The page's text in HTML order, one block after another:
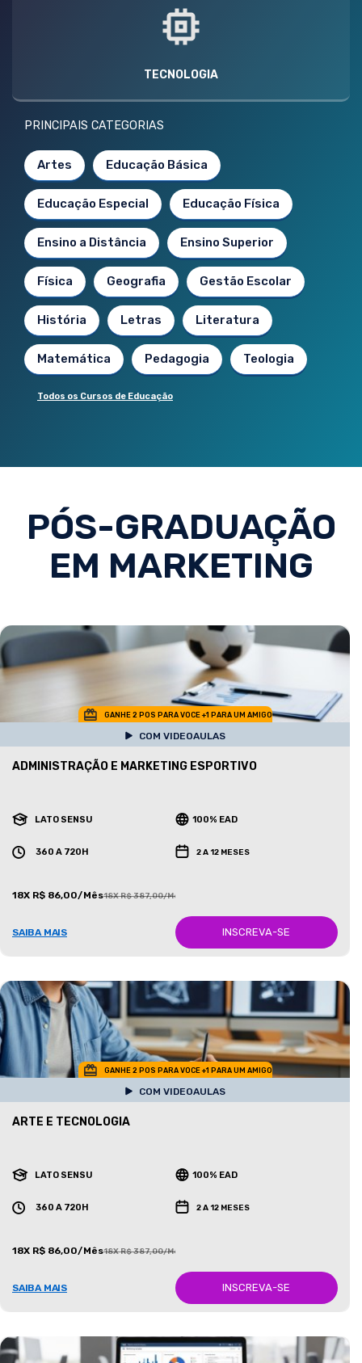
TECNOLOGIA
PRINCIPAIS CATEGORIAS
Artes Educação Básica
Educação Especial Educação Física
Ensino a Distância Ensino Superior
Física Geografia Gestão Escolar
História Letras Literatura
Matemática Pedagogia Teologia
Todos os Cursos de Educação
PÓS-GRADUAÇÃO
EM MARKETING
GANHE 2 POS PARA VOCE +1 PARA UM AMIGO
COM VIDEOAULAS
ADMINISTRAÇÃO E MARKETING ESPORTIVO
LATO SENSU 100% EAD
360 A 720H 2 A 12 MESES
18X R$ 86,00/Mês18X R$ 387,00/Mês
SAIBA MAIS INSCREVA-SE
GANHE 2 POS PARA VOCE +1 PARA UM AMIGO
COM VIDEOAULAS
ARTE E TECNOLOGIA
LATO SENSU 100% EAD
360 A 720H 2 A 12 MESES
18X R$ 86,00/Mês18X R$ 387,00/Mês
SAIBA MAIS INSCREVA-SE